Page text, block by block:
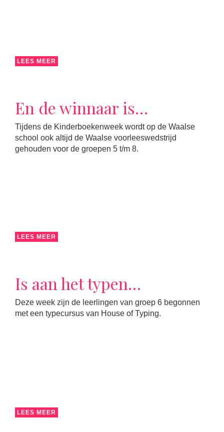
LEES MEER
En de winnaar is…
Tijdens de Kinderboekenweek wordt op de Waalse
school ook altijd de Waalse voorleeswedstrijd
gehouden voor de groepen 5 t/m 8.
LEES MEER
Is aan het typen…
Deze week zijn de leerlingen van groep 6 begonnen
met een typecursus van House of Typing.
LEES MEER